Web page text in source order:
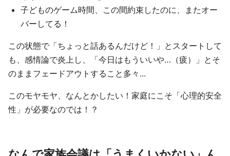
子どものゲーム時間、この間約束したのに、またオー
バーしてる！
この状態で「ちょっと話あるんだけど！」とスタートして
も、感情論で炎上し、「今日はもういいや…（疲）」とそ
のままフェードアウトすること多々...
このモヤモヤ、なんとかしたい！家庭にこそ「心理的安全
性」が必要なのでは！？